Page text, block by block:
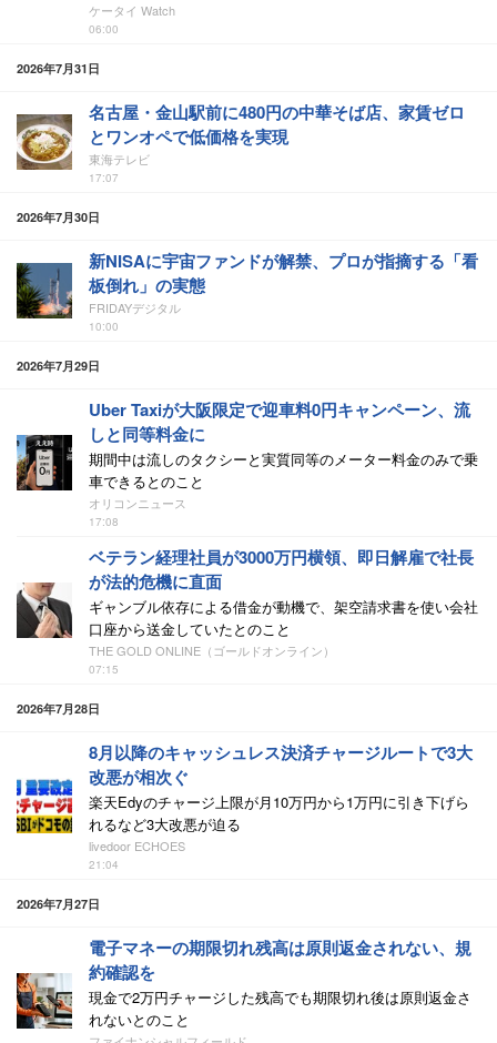
ケータイ Watch
06:00
2026年7月31日
名古屋・金山駅前に480円の中華そば店、家賃ゼロ
とワンオペで低価格を実現
東海テレビ
17:07
2026年7月30日
新NISAに宇宙ファンドが解禁、プロが指摘する「看
板倒れ」の実態
FRIDAYデジタル
10:00
2026年7月29日
Uber Taxiが大阪限定で迎車料0円キャンペーン、流
しと同等料金に
期間中は流しのタクシーと実質同等のメーター料金のみで乗
車できるとのこと
オリコンニュース
17:08
ベテラン経理社員が3000万円横領、即日解雇で社長
が法的危機に直面
ギャンブル依存による借金が動機で、架空請求書を使い会社
口座から送金していたとのこと
THE GOLD ONLINE（ゴールドオンライン）
07:15
2026年7月28日
8月以降のキャッシュレス決済チャージルートで3大
改悪が相次ぐ
楽天Edyのチャージ上限が月10万円から1万円に引き下げら
れるなど3大改悪が迫る
livedoor ECHOES
21:04
2026年7月27日
電子マネーの期限切れ残高は原則返金されない、規
約確認を
現金で2万円チャージした残高でも期限切れ後は原則返金さ
れないとのこと